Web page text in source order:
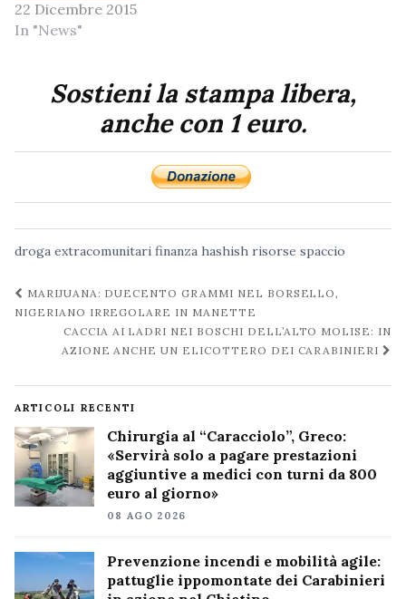
22 Dicembre 2015
In "News"
Sostieni la stampa libera,
anche con 1 euro.
droga extracomunitari finanza hashish risorse spaccio
Navigazione
post
MARIJUANA: DUECENTO GRAMMI NEL BORSELLO,
NIGERIANO IRREGOLARE IN MANETTE
CACCIA AI LADRI NEI BOSCHI DELL’ALTO MOLISE: IN
AZIONE ANCHE UN ELICOTTERO DEI CARABINIERI
ARTICOLI RECENTI
Chirurgia al “Caracciolo”, Greco:
«Servirà solo a pagare prestazioni
aggiuntive a medici con turni da 800
euro al giorno»
08 AGO 2026
Prevenzione incendi e mobilità agile:
pattuglie ippomontate dei Carabinieri